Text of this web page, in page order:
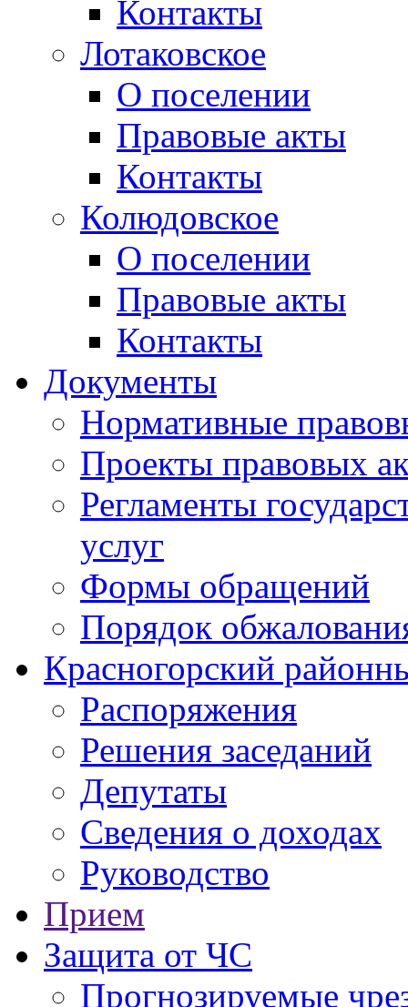
Контакты
Лотаковское
О поселении
Правовые акты
Контакты
Колюдовское
О поселении
Правовые акты
Контакты
Документы
Нормативные
Проекты правовых
Регламенты
услуг
Формы обращений
Порядок
Красногорский
Распоряжения
Решения заседаний
Депутаты
Сведения о доходах
Руководство
Прием
Защита от ЧС
Прогнозируемые